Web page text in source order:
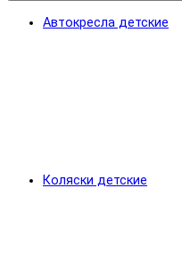
Автокресла детские
Коляски детские